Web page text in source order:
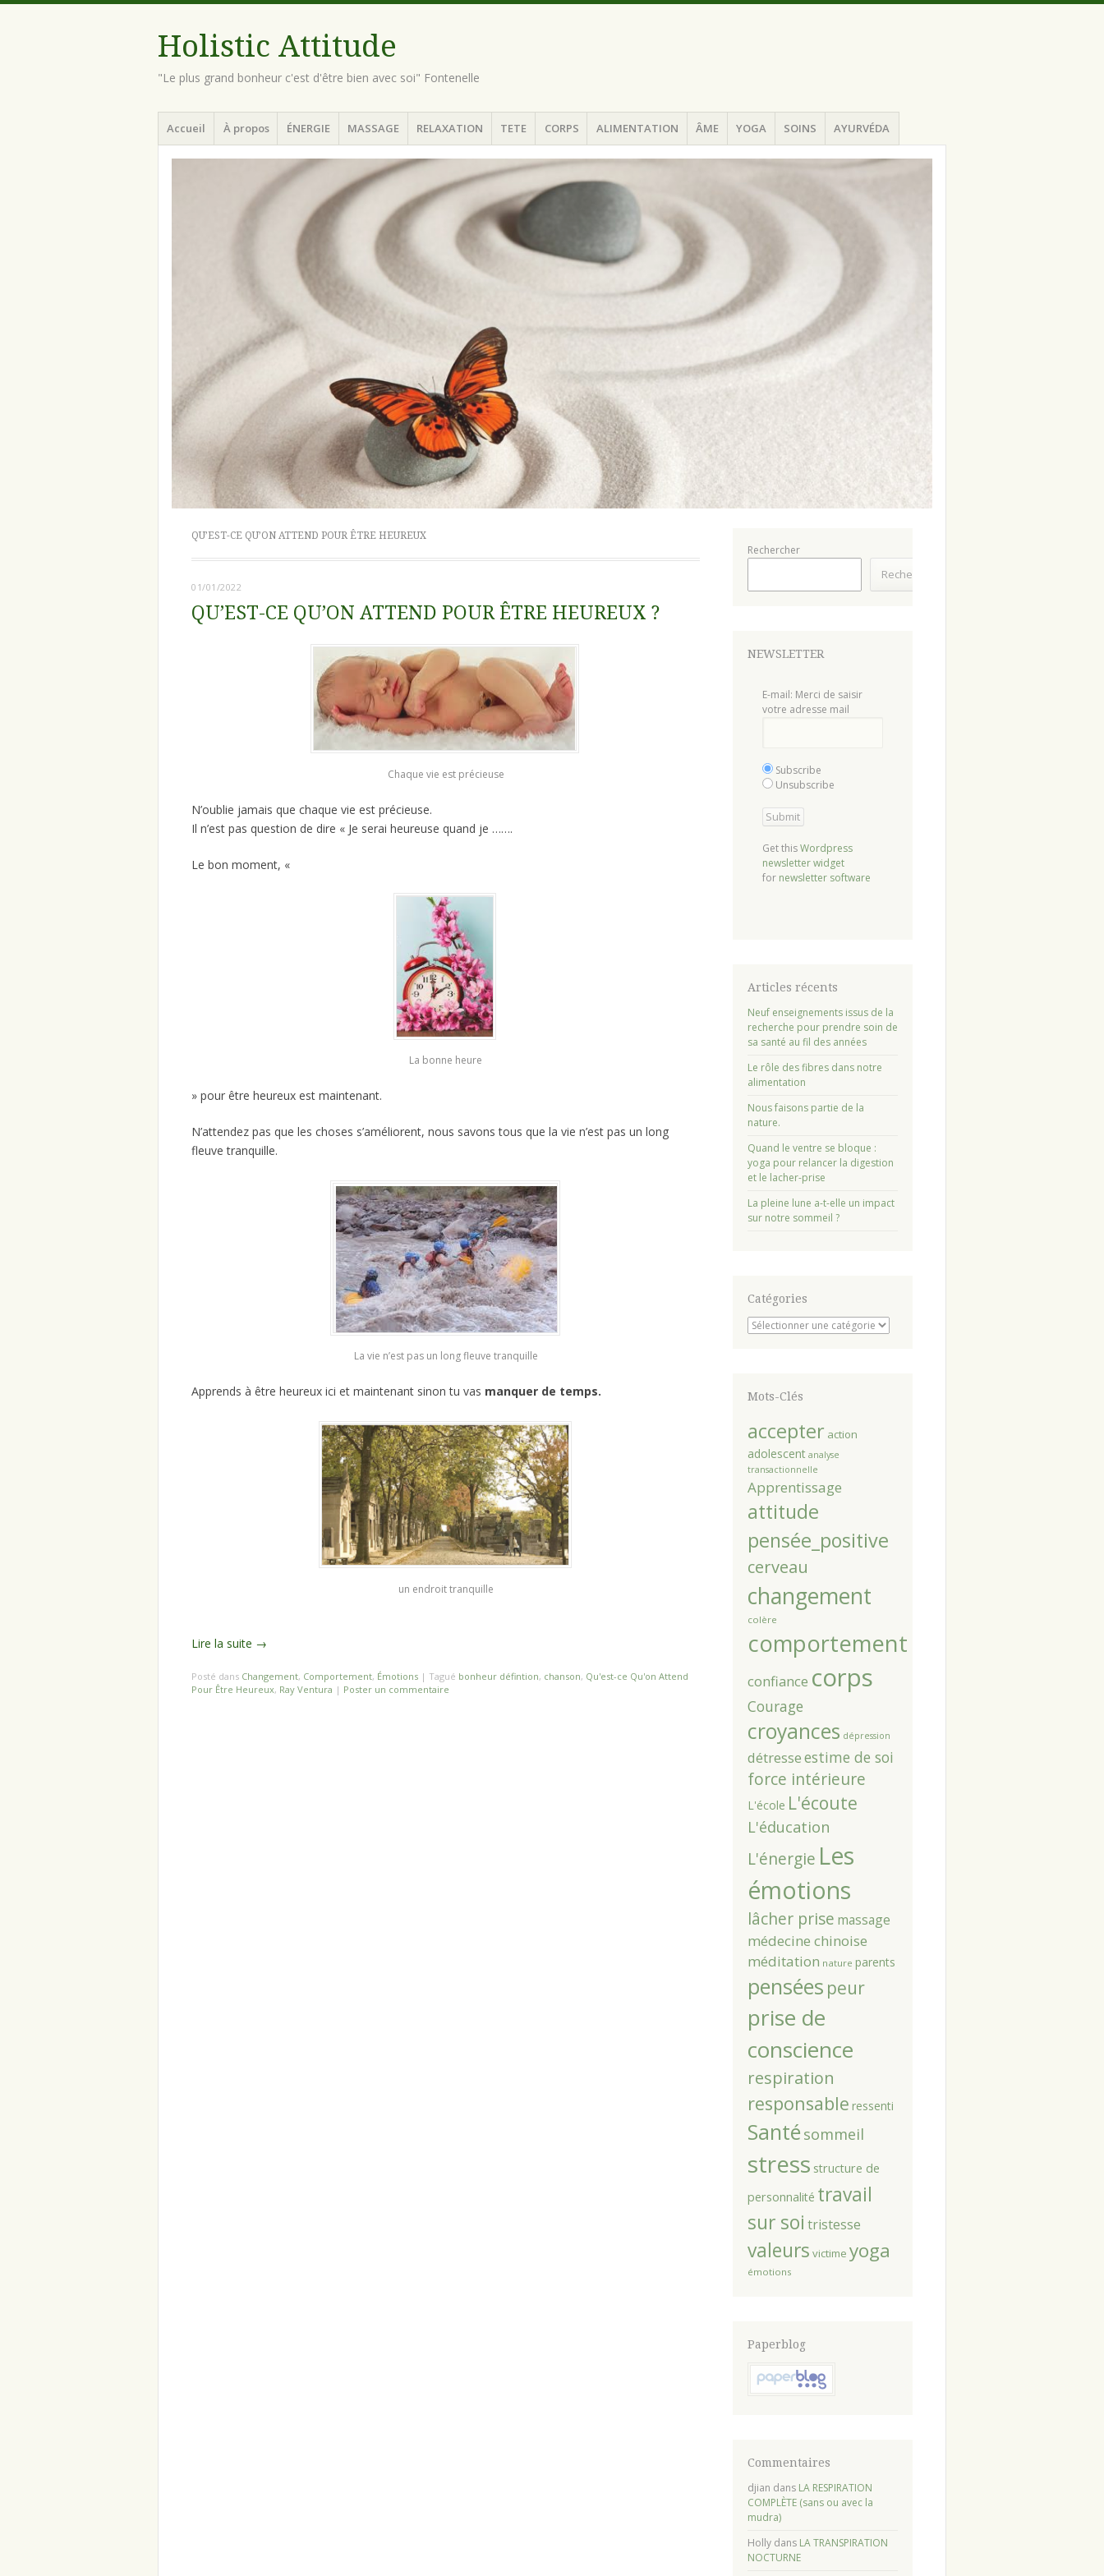
Holistic Attitude
"Le plus grand bonheur c'est d'être bien avec soi" Fontenelle
Menu
Aller
au
contenu
Accueil À propos ÉNERGIE MASSAGE RELAXATION TETE CORPS ALIMENTATION ÂME YOGA SOINS AYURVÉDA
QU’EST-CE QU’ON ATTEND POUR ÊTRE HEUREUX
01/01/2022
QU’EST-CE QU’ON ATTEND POUR ÊTRE HEUREUX ?
Chaque vie est précieuse
N’oublie jamais que chaque vie est précieuse.
Il n’est pas question de dire « Je serai heureuse quand je …….
Le bon moment, «
La bonne heure
» pour être heureux est maintenant.
N’attendez pas que les choses s’améliorent, nous savons tous que la vie n’est pas un long
fleuve tranquille.
La vie n’est pas un long fleuve tranquille
Apprends à être heureux ici et maintenant sinon tu vas manquer de temps.
un endroit tranquille
Lire la suite →
Posté dans Changement, Comportement, Émotions | Tagué bonheur défintion, chanson, Qu'est-ce Qu'on Attend
Pour Être Heureux, Ray Ventura | Poster un commentaire
Rechercher
Rechercher
NEWSLETTER
E-mail: Merci de saisir
votre adresse mail
Subscribe
Unsubscribe
Get thisWordpress
newsletter widget
for newsletter software
Articles récents
Neuf enseignements issus de la
recherche pour prendre soin de
sa santé au fil des années
Le rôle des fibres dans notre
alimentation
Nous faisons partie de la
nature.
Quand le ventre se bloque :
yoga pour relancer la digestion
et le lacher-prise
La pleine lune a-t-elle un impact
sur notre sommeil ?
Catégories
Catégories
Mots-Clés
accepter action
adolescent analyse
transactionnelle
Apprentissage
attitude
pensée_positive
cerveau
changement
colère
comportement
confiance corps
Courage
croyances dépression
détresseestime de soi
force intérieure
L'école L'écoute
L'éducation
L'énergie Les
émotions
lâcher prise massage
médecine chinoise
méditation nature parents
pensées peur
prise de
conscience
respiration
responsable ressenti
Santé sommeil
stress structure de
personnalité travail
sur soi tristesse
valeurs victime yoga
émotions
Paperblog
Commentaires
djian dans LA RESPIRATION
COMPLÈTE (sans ou avec la
mudra)
Hollydans LA TRANSPIRATION
NOCTURNE